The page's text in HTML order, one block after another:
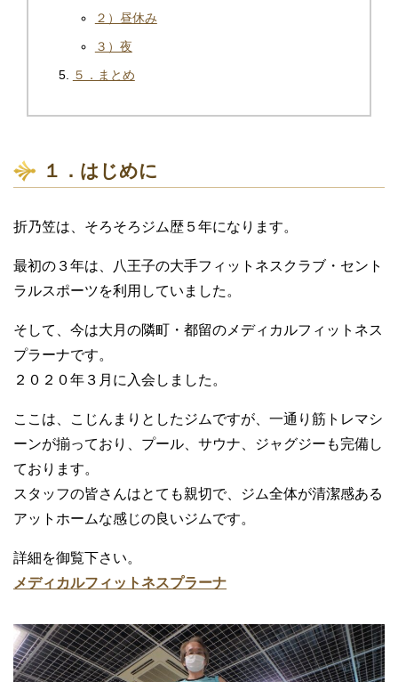
２）昼休み
３）夜
５．まとめ
１．はじめに
折乃笠は、そろそろジム歴５年になります。
最初の３年は、八王子の大手フィットネスクラブ・セント
ラルスポーツを利用していました。
そして、今は大月の隣町・都留のメディカルフィットネス
プラーナです。
２０２０年３月に入会しました。
ここは、こじんまりとしたジムですが、一通り筋トレマシ
ーンが揃っており、プール、サウナ、ジャグジーも完備し
ております。
スタッフの皆さんはとても親切で、ジム全体が清潔感ある
アットホームな感じの良いジムです。
詳細を御覧下さい。
メディカルフィットネスプラーナ